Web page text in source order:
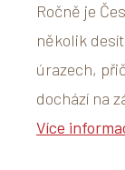
Ročně je
několik
úrazech,
dochází na
Více